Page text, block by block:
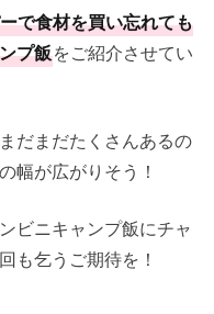
で食材を買い忘れても
プ飯をご紹介させてい
だまだたくさんあるの
幅が広がりそう！
ビニキャンプ飯にチャ
も乞うご期待を！